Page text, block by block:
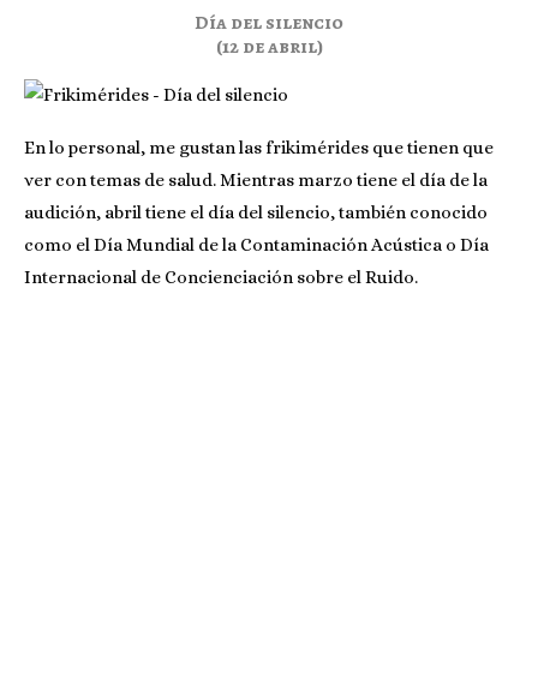
Día del silencio
(12 de abril)
En lo personal, me gustan las frikimérides que tienen que
ver con temas de salud. Mientras marzo tiene el día de la
audición, abril tiene el día del silencio, también conocido
como el Día Mundial de la Contaminación Acústica o Día
Internacional de Concienciación sobre el Ruido.